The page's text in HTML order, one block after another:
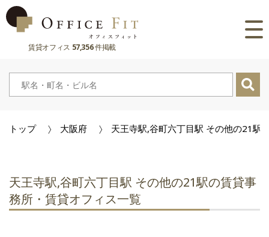
賃貸オフィス 57,356件掲載
路線
大阪府
奈良県
主要駅
大阪府
兵庫県
市区町村
京都府
トップ 大阪府 天王寺駅,谷町六丁目駅 その他の21駅
天王寺駅,谷町六丁目駅 その他の21駅の賃貸事
務所・賃貸オフィス一覧